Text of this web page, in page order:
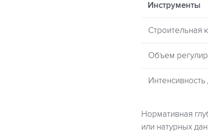
Инструменты
Строительная
Объем
Нормативная
или натурных